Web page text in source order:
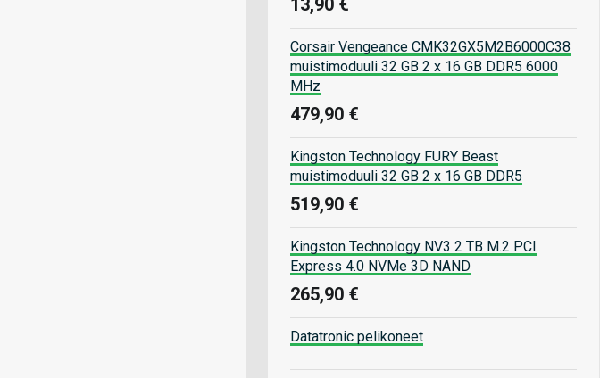
13,90 €
Corsair Vengeance CMK32GX5M2B6000C38
muistimoduuli 32 GB 2 x 16 GB DDR5 6000
MHz
479,90 €
Kingston Technology FURY Beast
muistimoduuli 32 GB 2 x 16 GB DDR5
519,90 €
Kingston Technology NV3 2 TB M.2 PCI
Express 4.0 NVMe 3D NAND
265,90 €
Datatronic pelikoneet